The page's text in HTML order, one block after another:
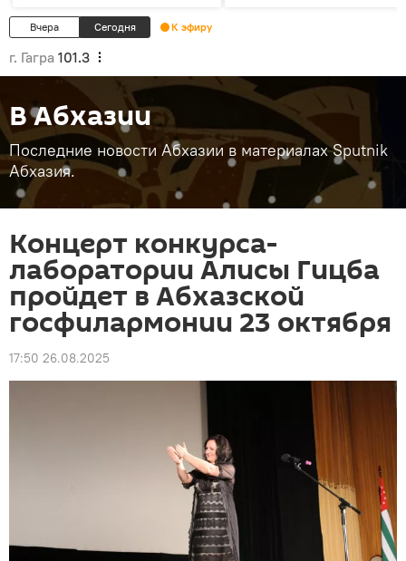
Вчера Сегодня К эфиру
г. Гагра 101.3
В Абхазии
Последние новости Абхазии в материалах Sputnik
Абхазия.
Концерт конкурса-
лаборатории Алисы Гицба
пройдет в Абхазской
госфилармонии 23 октября
17:50 26.08.2025